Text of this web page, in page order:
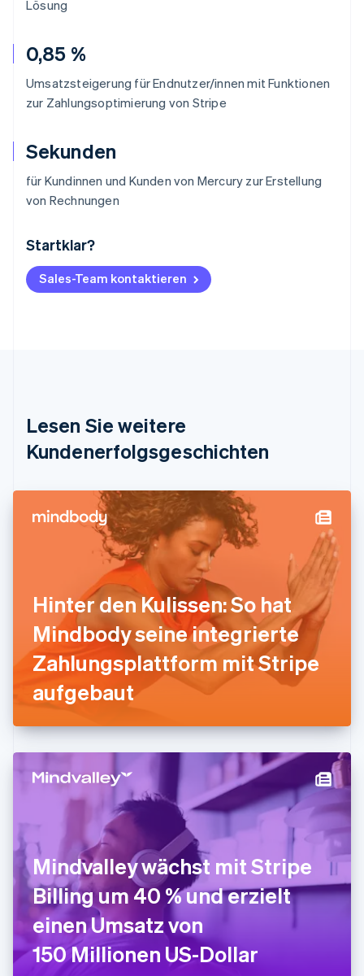
Lösung
0,85 %
Umsatzsteigerung für Endnutzer/innen mit Funktionen
zur Zahlungsoptimierung von Stripe
Sekunden
für Kundinnen und Kunden von Mercury zur Erstellung
von Rechnungen
Startklar?
Sales-Team kontaktieren
Lesen Sie weitere
Kundenerfolgsgeschichten
Hinter den Kulissen: So hat
Mindbody seine integrierte
Zahlungsplattform mit Stripe
aufgebaut
Mindvalley wächst mit Stripe
Billing um 40 % und erzielt
einen Umsatz von
150 Millionen US-Dollar
Australien
Belgien
NederlandsFrançaisDeutschEnglish
DeutschEnglish
English
简体中文English
EnglishSvenska
Frankreich
English
Griechenland
English
Indien
English
Irland
English
Italien
Japan
日本語English
Kanada
EnglishFrançais
Kroatien
Italiano
English
Liechtenstein
Deutsch English
Litauen
English
Luxemburg
FrançaisDeutschEnglish
Malaysia